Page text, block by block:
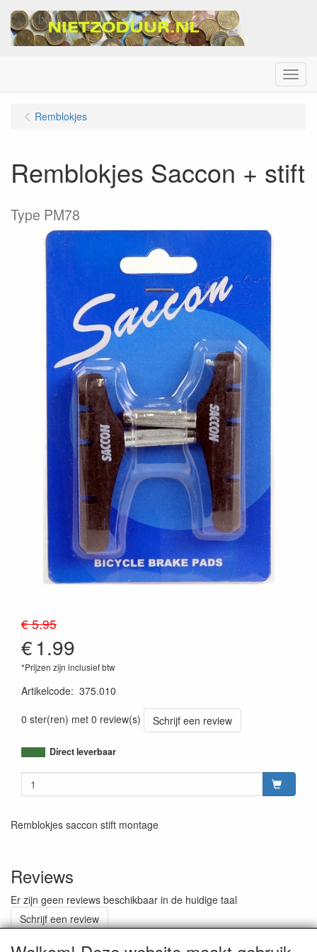
Menu
Remblokjes
Remblokjes Saccon + stift
Type PM78
€ 5.95
€1.99
*Prijzen zijn inclusief btw
Artikelcode: 375.010
0 ster(ren) met 0 review(s)
Schrijf een review
Direct leverbaar
Remblokjes saccon stift montage
Reviews
Er zijn geen reviews beschikbaar in de huidige taal
Schrijf een review